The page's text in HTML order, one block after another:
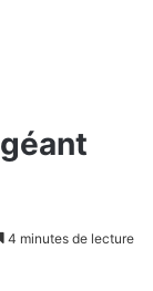
4 minutes de lecture